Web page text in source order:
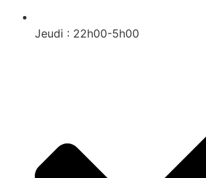
Jeudi : 22h00-5h00